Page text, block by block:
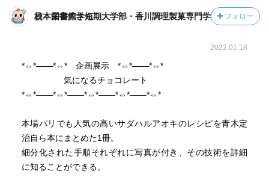
日本栄養大学短期大学部・香川調理製菓専門学校 図書館さん フォロー
2022.01.18
*⇔*――*⇔* 企画展示 *⇔*――*⇔*
気になるチョコレート
*⇔*――*⇔*――*⇔*――*⇔*――*⇔*
本場パリでも人気の高いサダハルアオキのレシピを青木定
治自ら本にまとめた1冊。
細分化された手順それぞれに写真が付き、その技術を詳細
に知ることができる。